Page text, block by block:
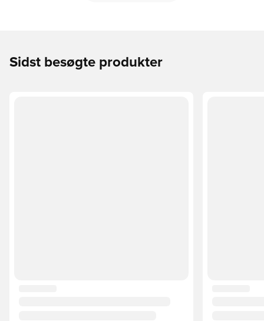
Sidst besøgte produkter